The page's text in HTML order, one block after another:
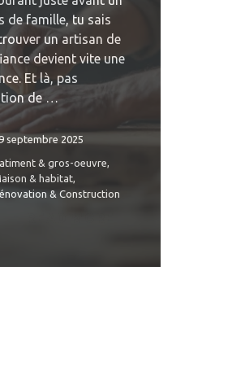
de famille, tu sais
un artisan de
devient vite une
Et là, pas
de …
septembre 2025
& gros-oeuvre,
& habitat,
& Construction